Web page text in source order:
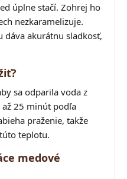
úplne stačí. Zohrej ho
nezkaramelizuje.
dáva akurátnu sladkosť,
sa odparila voda z
až 25 minút podľa
praženie, takže
teplotu.
medové